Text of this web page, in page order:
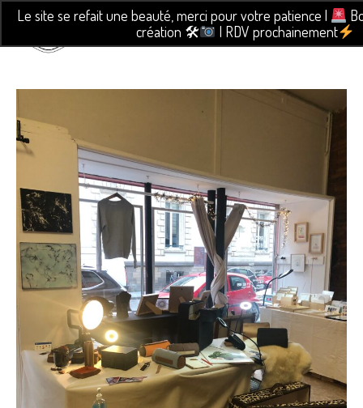
Le site se refait une beauté, merci pour votre patience |
création 🛠
| RDV prochainement